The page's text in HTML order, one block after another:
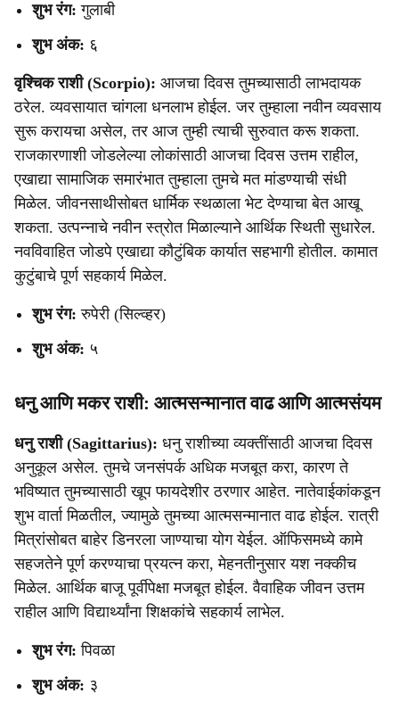
शुभ रंग: गुलाबी
शुभ अंक: ६
वृश्चिक राशी (Scorpio): आजचा दिवस तुमच्यासाठी लाभदायक
ठरेल. व्यवसायात चांगला धनलाभ होईल. जर तुम्हाला नवीन व्यवसाय
सुरू करायचा असेल, तर आज तुम्ही त्याची सुरुवात करू शकता.
राजकारणाशी जोडलेल्या लोकांसाठी आजचा दिवस उत्तम राहील,
एखाद्या सामाजिक समारंभात तुम्हाला तुमचे मत मांडण्याची संधी
मिळेल. जीवनसाथीसोबत धार्मिक स्थळाला भेट देण्याचा बेत आखू
शकता. उत्पन्नाचे नवीन स्त्रोत मिळाल्याने आर्थिक स्थिती सुधारेल.
नवविवाहित जोडपे एखाद्या कौटुंबिक कार्यात सहभागी होतील. कामात
कुटुंबाचे पूर्ण सहकार्य मिळेल.
शुभ रंग: रुपेरी (सिल्व्हर)
शुभ अंक: ५
धनु आणि मकर राशी: आत्मसन्मानात वाढ आणि आत्मसंयम
धनु राशी (Sagittarius): धनु राशीच्या व्यक्तींसाठी आजचा दिवस
अनुकूल असेल. तुमचे जनसंपर्क अधिक मजबूत करा, कारण ते
भविष्यात तुमच्यासाठी खूप फायदेशीर ठरणार आहेत. नातेवाईकांकडून
शुभ वार्ता मिळतील, ज्यामुळे तुमच्या आत्मसन्मानात वाढ होईल. रात्री
मित्रांसोबत बाहेर डिनरला जाण्याचा योग येईल. ऑफिसमध्ये कामे
सहजतेने पूर्ण करण्याचा प्रयत्न करा, मेहनतीनुसार यश नक्कीच
मिळेल. आर्थिक बाजू पूर्वीपेक्षा मजबूत होईल. वैवाहिक जीवन उत्तम
राहील आणि विद्यार्थ्यांना शिक्षकांचे सहकार्य लाभेल.
शुभ रंग: पिवळा
शुभ अंक: ३